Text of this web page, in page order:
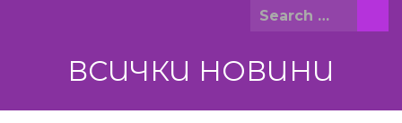
Search
ВСИЧКИ НОВИНИ